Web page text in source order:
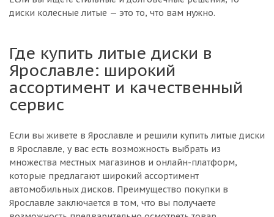
диски колесные литые — это то, что вам нужно.
Где купить литые диски в
Ярославле: широкий
ассортимент и качественный
сервис
Если вы живете в Ярославле и решили купить литые диски
в Ярославле, у вас есть возможность выбрать из
множества местных магазинов и онлайн-платформ,
которые предлагают широкий ассортимент
автомобильных дисков. Преимущество покупки в
Ярославле заключается в том, что вы получаете